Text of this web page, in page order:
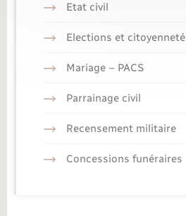
Etat civil
Elections et citoyenneté
Mariage – PACS
Parrainage civil
Recensement militaire
Concessions funéraires